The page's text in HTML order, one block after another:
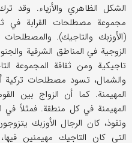
الشكل الظاهري والأزياء. وقد
مجموعة مصطلحات القرابة في
(الأوزبك والتاجيك).
الزوجية في المناطق الشرقية
تاجيكية ومن ثقافة المجموعة
والشمال، تسود مصطلحات تركية
المهيمنة. كما أن الزواج بين
المهيمنة في كل منطقة. فمثلاً في
ونفوذ، كان الرجال الأوزبك
التي كان التاجيك مهيمنين